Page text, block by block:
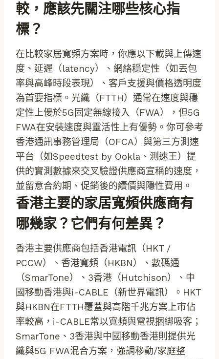
較，應該先關注哪些核心指
標？
在比較家居寬頻方案時，你應以下載與上傳速
度、延遲（latency）、網絡穩定性（如丟包
率與高峰時段表現）、客戶支援與價格透明度
為首要指標。光纖（FTTH）通常在速度與穩
定性上優於5G固定無線接入（FWA），但5G
FWA在安裝速度與靈活性上有優勢。你可參考
香港通訊事務管理局（OFCA）與第三方測速
平台（如Speedtest by Ookla、測速王）提
供的實測數據來交叉驗證供應商宣稱的速度，
並留意合約期、促銷後的續價與隱性費用。
香港主要的家居寬頻供應商有
哪幾家？它們有何差異？
香港主要供應商包括香港電訊（HKT /
PCCW）、香港寬頻（HKBN）、數碼通
（SmarTone）、3香港（Hutchison）、中
國移動香港與i-CABLE（新世界電訊）。HKT
與HKBN在FTTH覆蓋與高階千兆方案上市佔
率較高，i-CABLE常以寬頻與電視捆綁吸客；
SmarTone、3香港與中國移動香港則提供光
纖與5G FWA混合方案，強調移動/家庭整